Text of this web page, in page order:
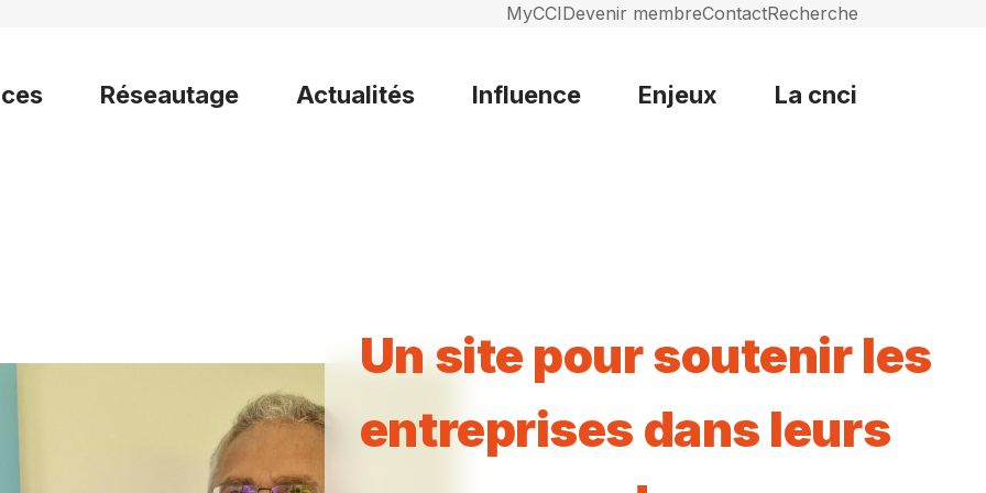
MyCCIDevenir membreContactRecherche
Réseautage Actualités Influence Enjeux La cnci
Un site pour soutenir les
entreprises dans leurs